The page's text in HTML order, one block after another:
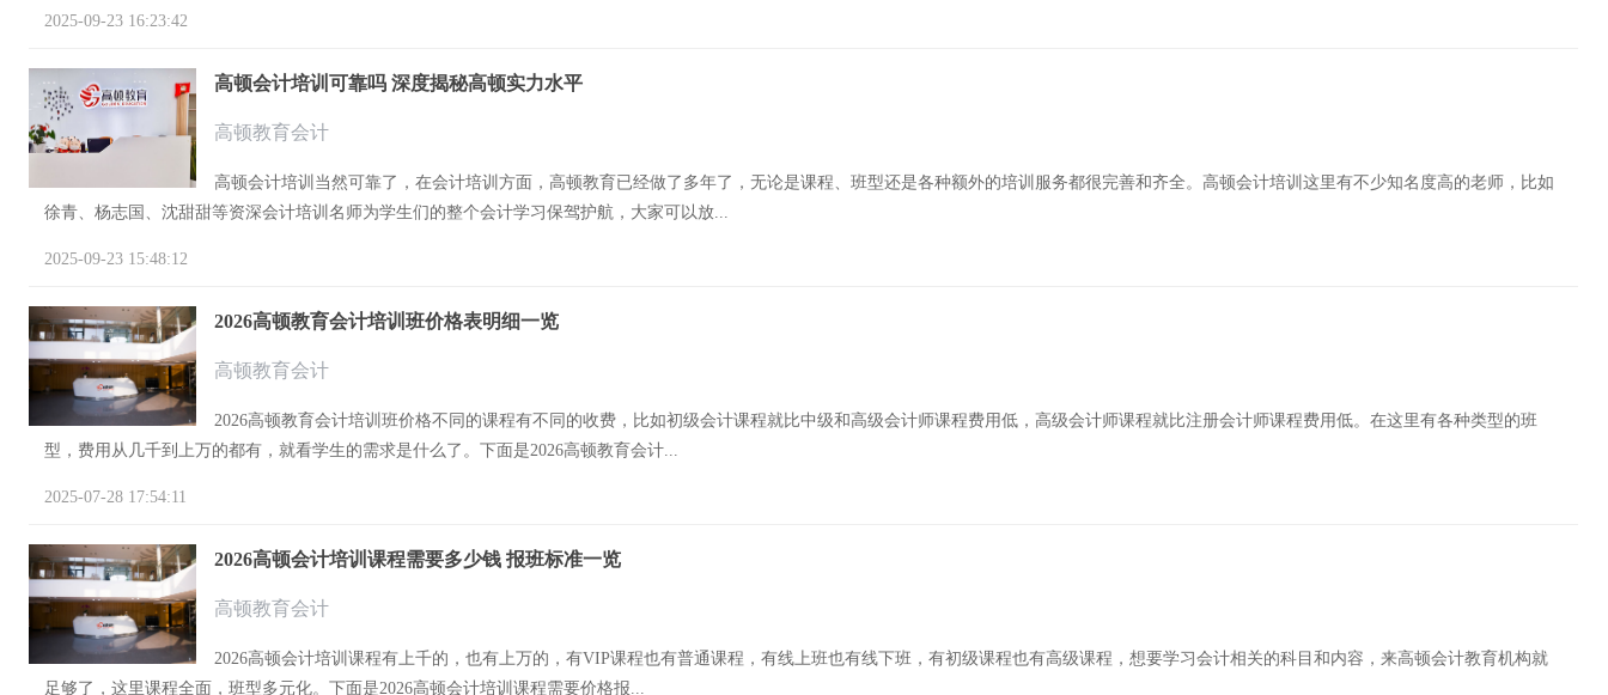
2025-09-23 16:23:42
高顿会计培训可靠吗 深度揭秘高顿实力水平
高顿教育会计
高顿会计培训当然可靠了，在会计培训方面，高顿教育已经做了多年了，无论是课程、班型还是各种额外的培训服务都很完善和齐全。高顿会计培训这里有不少知名度高的老师，比如
徐青、杨志国、沈甜甜等资深会计培训名师为学生们的整个会计学习保驾护航，大家可以放...
2025-09-23 15:48:12
2026高顿教育会计培训班价格表明细一览
高顿教育会计
2026高顿教育会计培训班价格不同的课程有不同的收费，比如初级会计课程就比中级和高级会计师课程费用低，高级会计师课程就比注册会计师课程费用低。在这里有各种类型的班
型，费用从几千到上万的都有，就看学生的需求是什么了。下面是2026高顿教育会计...
2025-07-28 17:54:11
2026高顿会计培训课程需要多少钱 报班标准一览
高顿教育会计
2026高顿会计培训课程有上千的，也有上万的，有VIP课程也有普通课程，有线上班也有线下班，有初级课程也有高级课程，想要学习会计相关的科目和内容，来高顿会计教育机构就
足够了，这里课程全面，班型多元化。下面是2026高顿会计培训课程需要价格报...